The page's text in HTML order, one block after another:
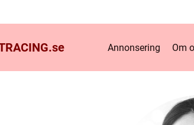
se Annonsering Om